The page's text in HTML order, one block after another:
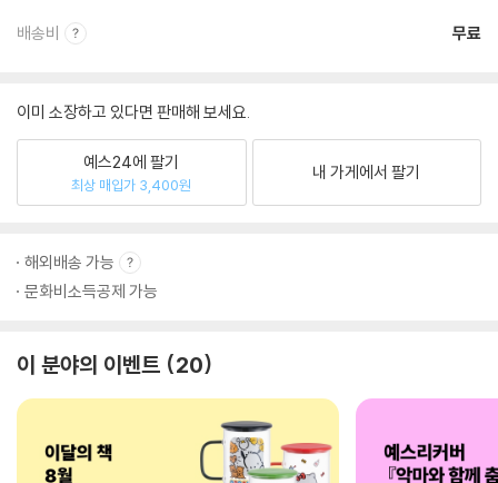
배송비 무료
이미 소장하고 있다면 판매해 보세요.
예스24에 팔기
최상 매입가 3,400원
내 가게에서 팔기
해외배송 가능
문화비소득공제 가능
이 분야의 이벤트 20